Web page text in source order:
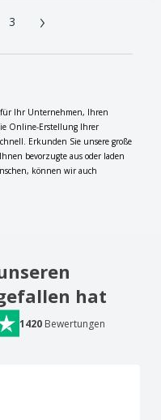
3 ›
für Ihr Unternehmen, Ihren
Online-Erstellung Ihrer
Erkunden Sie unsere große
bevorzugte aus oder laden
können wir auch
hat
1420 Bewertungen